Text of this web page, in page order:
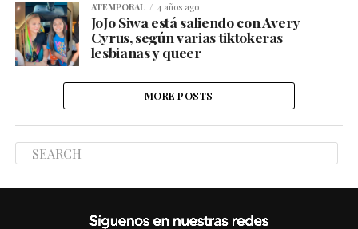
ATEMPORAL 4 años ago
JoJo Siwa está saliendo con Avery
Cyrus, según varias tiktokeras
lesbianas y queer
MORE POSTS